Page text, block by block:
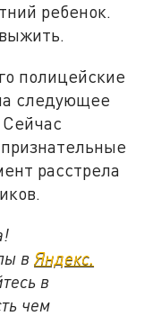
ребенок.
полицейские
следующее
Сейчас
расстрела
в Яндекс.
в
чем